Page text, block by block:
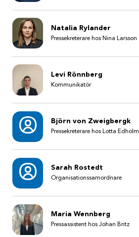
Natalia Rylander
Pressekreterare hos Nina Larsson
Levi Rönnberg
Kommunikatör
Björn von Zweigbergk
Pressekreterare hos Lotta Edholm
Sarah Rostedt
Organisationssamordnare
Maria Wennberg
Pressassistent hos Johan Britz